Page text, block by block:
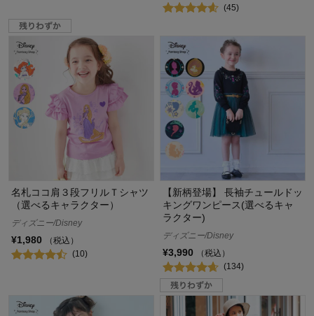
(45)
名札ココ肩３段フリルＴシャツ
（選べるキャラクター）
ディズニー/Disney
¥1,980
（税込）
(10)
【新柄登場】 長袖チュールドッ
キングワンピース(選べるキャ
ラクター)
ディズニー/Disney
¥3,990
（税込）
(134)